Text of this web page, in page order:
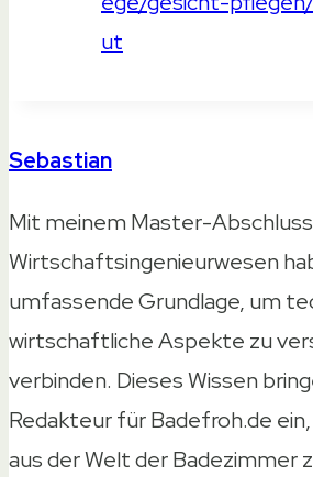
ut
Sebastian
Mit meinem Master-
Wirtschaftsingenieurwesen
umfassende Grundlage, um
wirtschaftliche Aspekte zu
verbinden. Dieses Wissen
Redakteur für Badefroh.de
aus der Welt der Badezimmer